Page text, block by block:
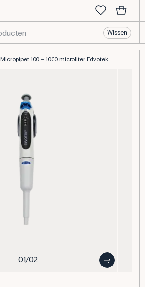
Wissen
Micropipet 100 – 1000 microliter Edvotek
01/02